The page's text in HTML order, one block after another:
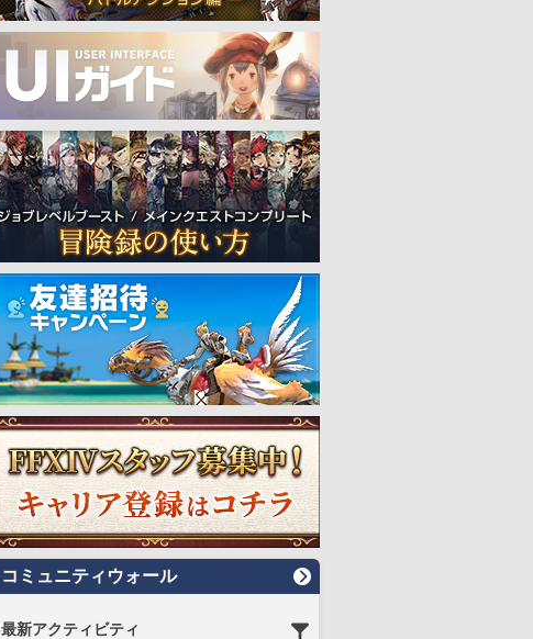
コミュニティウォール
最新アクティビティ